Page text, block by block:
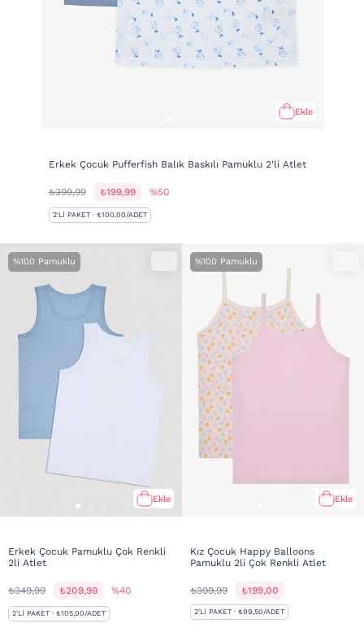
Ekle
Erkek Çocuk Pufferfish Balık Baskılı Pamuklu 2'li Atlet
₺399,99 ₺199,99 %50
2'LI PAKET · ₺100,00/ADET
%100 Pamuklu
Ekle
Erkek Çocuk Pamuklu Çok Renkli
2li Atlet
₺349,99 ₺209,99 %40
2'LI PAKET · ₺105,00/ADET
%100 Pamuklu
Ekle
Kız Çocuk Happy Balloons
Pamuklu 2li Çok Renkli Atlet
₺399,99 ₺199,00
2'LI PAKET · ₺99,50/ADET